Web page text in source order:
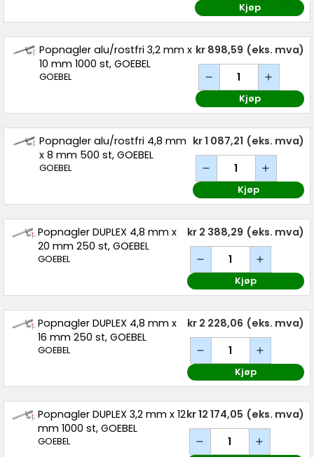
Kjøp
Popnagler alu/rostfri 3,2 mm x
10 mm 1000 st, GOEBEL
GOEBEL
kr 898,59 (eks. mva)
Kjøp
Popnagler alu/rostfri 4,8 mm
x 8 mm 500 st, GOEBEL
GOEBEL
kr 1 087,21 (eks. mva)
Kjøp
Popnagler DUPLEX 4,8 mm x
20 mm 250 st, GOEBEL
GOEBEL
kr 2 388,29 (eks. mva)
Kjøp
Popnagler DUPLEX 4,8 mm x
16 mm 250 st, GOEBEL
GOEBEL
kr 2 228,06 (eks. mva)
Kjøp
Popnagler DUPLEX 3,2 mm x 12
mm 1000 st, GOEBEL
GOEBEL
kr 12 174,05 (eks. mva)